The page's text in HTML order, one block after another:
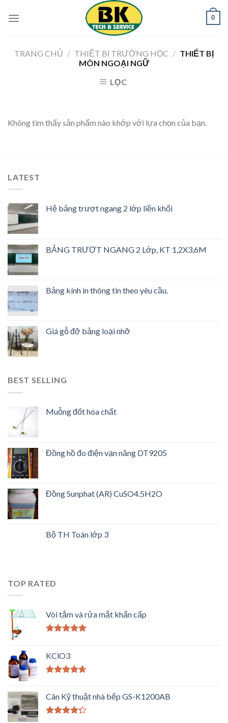
0
TRANG CHỦ / THIẾT BỊ TRƯỜNG HỌC / THIẾT BỊ
MÔN NGOẠI NGỮ
LỌC
Không tìm thấy sản phẩm nào khớp với lựa chọn của bạn.
LATEST
Hệ bảng trượt ngang 2 lớp liền khối
BẢNG TRƯỢT NGANG 2 Lớp, KT 1,2X3,6M
Bảng kính in thông tin theo yêu cầu.
Giá gỗ đỡ bảng loại nhỡ
BEST SELLING
Muỗng đốt hóa chất
Đồng hồ đo điện vạn năng DT9205
Đồng Sunphat (AR) CuSO4.5H2O
Bộ TH Toán lớp 3
TOP RATED
Vòi tắm và rửa mắt khẩn cấp
sao
KClO3
5 sao
Cân Kỹ thuật nhà bếp GS-K1200AB